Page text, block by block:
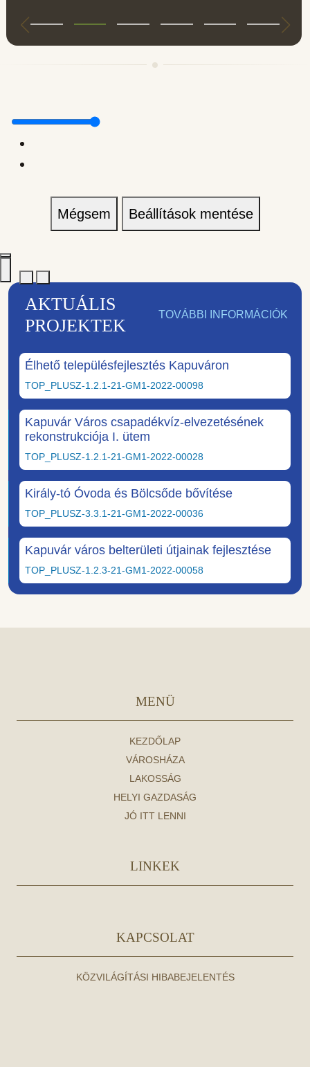
Mégsem Beállítások mentése
AKTUÁLIS
PROJEKTEK
TOVÁBBI INFORMÁCIÓK
Élhető településfejlesztés Kapuváron
TOP_PLUSZ-1.2.1-21-GM1-2022-00098
Kapuvár Város csapadékvíz-elvezetésének
rekonstrukciója I. ütem
TOP_PLUSZ-1.2.1-21-GM1-2022-00028
Király-tó Óvoda és Bölcsőde bővítése
TOP_PLUSZ-3.3.1-21-GM1-2022-00036
Kapuvár város belterületi útjainak fejlesztése
TOP_PLUSZ-1.2.3-21-GM1-2022-00058
MENÜ
KEZDŐLAP
VÁROSHÁZA
LAKOSSÁG
HELYI GAZDASÁG
JÓ ITT LENNI
LINKEK
KAPCSOLAT
KÖZVILÁGÍTÁSI HIBABEJELENTÉS